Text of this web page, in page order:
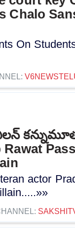
Chalo
On
Rawat
actor